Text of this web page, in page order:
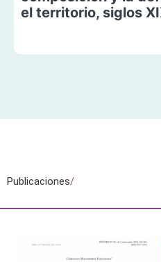
el territorio, siglos
Publicaciones/